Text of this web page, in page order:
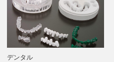
デンタル